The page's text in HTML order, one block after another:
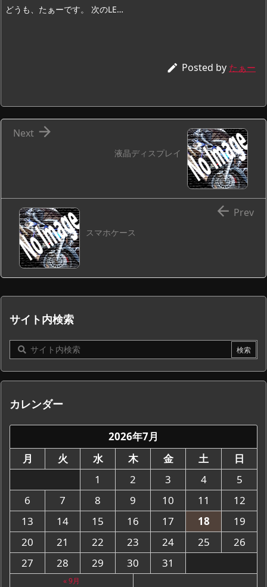
どうも、たぁーです。 次のLE…
 Posted by たぁー
液晶ディスプレイ

Next
スマホケース
 Prev
サイト内検索
カレンダー
2026年7月
月
火 水 木 金 土
日
1
2 3 4
5
6
7 8 9 10 11
12
13
14 15 16 17 18
19
20
21 22 23 24 25
26
27
28 29 30 31
« 9月